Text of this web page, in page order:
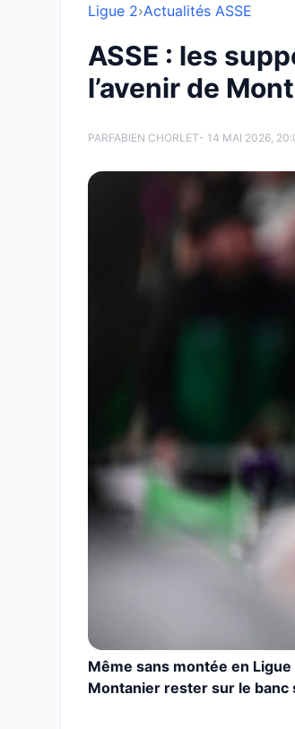
Ligue 2›Actualités ASSE
ASSE : les
l’avenir de
PARFABIEN CHORLET- 14 MAI 2026,
Même sans montée en
Montanier rester sur le banc